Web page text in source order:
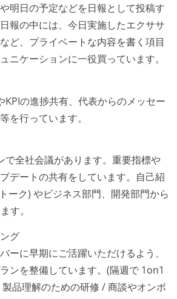
量
用までを同じ開発チームが担い、フ
個人が必要な範囲にまで染み出して
ている
IDE といった個人の環境は、各自の責
使うことができる
に、実装を担当する開発メンバーが
は、実装を担当するメンバーが中心
は盛り込む機能を柔軟に調整する形
ための取り組み
明日の予定などを日報として投稿す
報の中には、今日実施したエクササ
ど、プライベートな内容を書く項目
ニケーションに一役買っています。
KPIの進捗共有、代表からのメッセー
を行っています。
で全社会議があります。重要指標や
デートの共有をしています。自己紹
ーク) やビジネス部門、開発部門から
す。
グ
ーに早期にご活躍いただけるよう、
ンを整備しています。(隔週で 1on1
品理解のための研修 / 商談やオンボ